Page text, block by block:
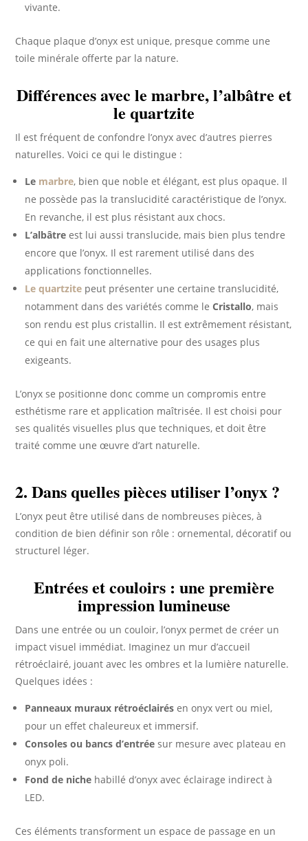
vivante.
Chaque plaque d’onyx est unique, presque comme une
toile minérale offerte par la nature.
Différences avec le marbre, l’albâtre et
le quartzite
Il est fréquent de confondre l’onyx avec d’autres pierres
naturelles. Voici ce qui le distingue :
Le marbre, bien que noble et élégant, est plus opaque. Il
ne possède pas la translucidité caractéristique de l’onyx.
En revanche, il est plus résistant aux chocs.
L’albâtre est lui aussi translucide, mais bien plus tendre
encore que l’onyx. Il est rarement utilisé dans des
applications fonctionnelles.
Le quartzite peut présenter une certaine translucidité,
notamment dans des variétés comme leCristallo, mais
son rendu est plus cristallin. Il est extrêmement résistant,
ce qui en fait une alternative pour des usages plus
exigeants.
L’onyx se positionne donc comme un compromis entre
esthétisme rare et application maîtrisée. Il est choisi pour
ses qualités visuelles plus que techniques, et doit être
traité comme une œuvre d’art naturelle.
2. Dans quelles pièces utiliser l’onyx ?
L’onyx peut être utilisé dans de nombreuses pièces, à
condition de bien définir son rôle : ornemental, décoratif ou
structurel léger.
Entrées et couloirs : une première
impression lumineuse
Dans une entrée ou un couloir, l’onyx permet de créer un
impact visuel immédiat. Imaginez un mur d’accueil
rétroéclairé, jouant avec les ombres et la lumière naturelle.
Quelques idées :
Panneaux muraux rétroéclairés en onyx vert ou miel,
pour un effet chaleureux et immersif.
Consoles ou bancs d’entrée sur mesure avec plateau en
onyx poli.
Fond de niche habillé d’onyx avec éclairage indirect à
LED.
Ces éléments transforment un espace de passage en un